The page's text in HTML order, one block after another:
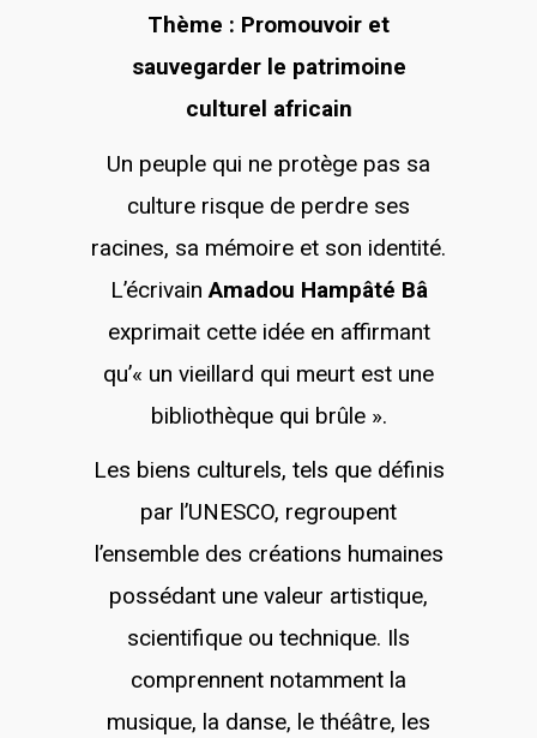
Thème : Promouvoir et
sauvegarder le patrimoine
culturel africain
Un peuple qui ne protège pas sa
culture risque de perdre ses
racines, sa mémoire et son identité.
L’écrivainAmadou Hampâté Bâ
exprimait cette idée en affirmant
qu’« un vieillard qui meurt est une
bibliothèque qui brûle ».
Les biens culturels, tels que définis
par l’UNESCO, regroupent
l’ensemble des créations humaines
possédant une valeur artistique,
scientifique ou technique. Ils
comprennent notamment la
musique, la danse, le théâtre, les